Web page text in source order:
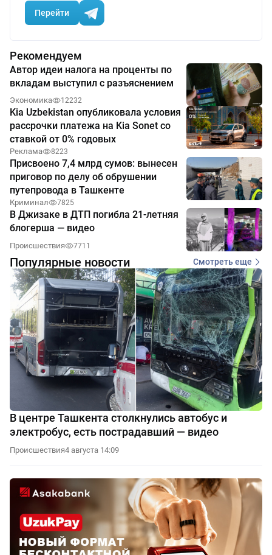
Перейти
Рекомендуем
Автор идеи налога на проценты по
вкладам выступил с разъяснением
Экономика 12232
Kia Uzbekistan опубликовала условия
рассрочки платежа на Kia Sonet со
ставкой от 0% годовых
Реклама 8223
Присвоено 7,4 млрд сумов: вынесен
приговор по делу об обрушении
путепровода в Ташкенте
Криминал 7825
В Джизаке в ДТП погибла 21-летняя
блогерша — видео
Происшествия 7711
Популярные новости Смотреть еще
В центре Ташкента столкнулись автобус и
электробус, есть пострадавший — видео
Происшествия4 августа 14:09